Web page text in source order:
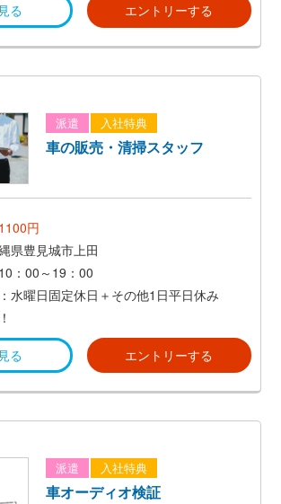
！
る エントリーする
派遣 入社特典
車の販売・清掃スタッフ
円
県豊見城市上田
：00～19：00
水曜日固定休日＋その他1日平日休み
る エントリーする
派遣 入社特典
車オーディオ検証